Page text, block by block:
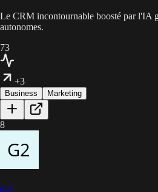
Le CRM incontournable boosté par l'IA
autonomes.
73
+3
Business Marketing
8
G2